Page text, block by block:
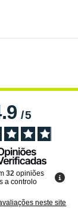
/5
32 opiniões
a controlo
neste site